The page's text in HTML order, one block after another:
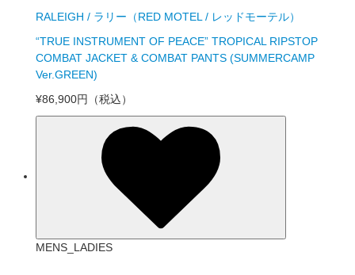
RALEIGH / ラリー（RED MOTEL / レッドモーテル）
“TRUE INSTRUMENT OF PEACE” TROPICAL RIPSTOP
COMBAT JACKET & COMBAT PANTS (SUMMERCAMP
Ver.GREEN)
¥86,900円 （税込）
MENS_LADIES